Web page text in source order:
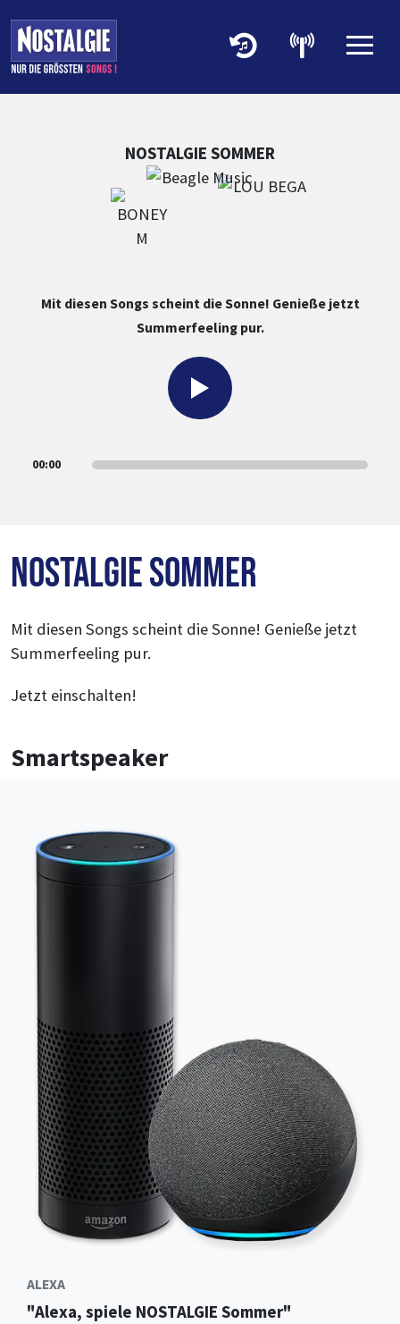
Zum Hauptinhalt springen
NOSTALGIE SOMMER
Mit diesen Songs scheint die Sonne! Genieße jetzt
Summerfeeling pur.
00:00
NOSTALGIE Sommer
Mit diesen Songs scheint die Sonne! Genieße jetzt
Summerfeeling pur.
Jetzt einschalten!
Smartspeaker
ALEXA
"Alexa, spiele NOSTALGIE Sommer"